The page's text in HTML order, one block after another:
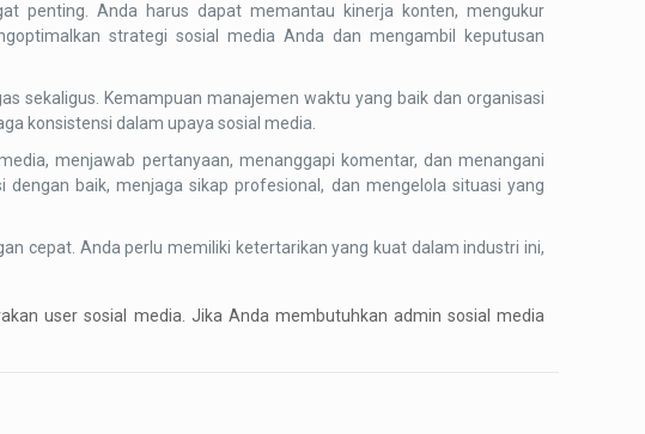
penting. Anda harus dapat memantau kinerja konten, mengukur
strategi sosial media Anda dan mengambil keputusan
sekaligus. Kemampuan manajemen waktu yang baik dan organisasi
konsistensi dalam upaya sosial media.
menjawab pertanyaan, menanggapi komentar, dan menangani
baik, menjaga sikap profesional, dan mengelola situasi yang
cepat. Anda perlu memiliki ketertarikan yang kuat dalam industri ini,
user sosial media. Jika Anda membutuhkan admin sosial media